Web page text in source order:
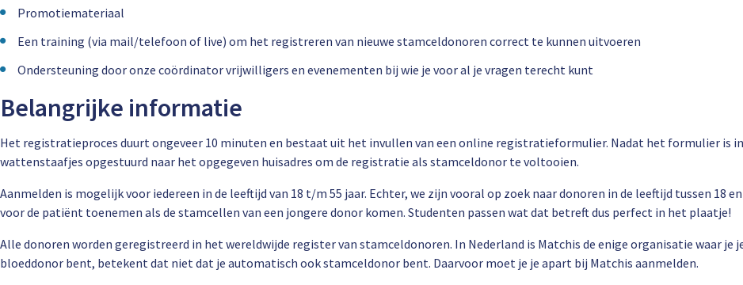
Promotiemateriaal
Een training (via mail/telefoon of live) om het registreren van nieuwe stamceldonoren correct te kunnen uitvoeren
Ondersteuning door onze coördinator vrijwilligers en evenementen bij wie je voor al je vragen terecht kunt
Belangrijke informatie
Het registratieproces duurt ongeveer 10 minuten en bestaat uit het invullen van een online registratieformulier. Nadat het formulier is
wattenstaafjes opgestuurd naar het opgegeven huisadres om de registratie als stamceldonor te voltooien.
Aanmelden is mogelijk voor iedereen in de leeftijd van 18 t/m 55 jaar. Echter, we zijn vooral op zoek naar donoren in de leeftijd tussen 18
voor de patiënt toenemen als de stamcellen van een jongere donor komen. Studenten passen wat dat betreft dus perfect in het plaatje!
Alle donoren worden geregistreerd in het wereldwijde register van stamceldonoren. In Nederland is Matchis de enige organisatie waar
bloeddonor bent, betekent dat niet dat je automatisch ook stamceldonor bent. Daarvoor moet je je apart bij Matchis aanmelden.